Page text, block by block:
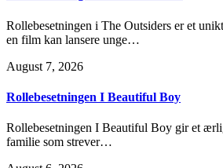
Rollebesetningen i The Outsiders er et
en film kan lansere unge…
August 7, 2026
Rollebesetningen I Beautiful Boy
Rollebesetningen I Beautiful Boy gir et
familie som strever…